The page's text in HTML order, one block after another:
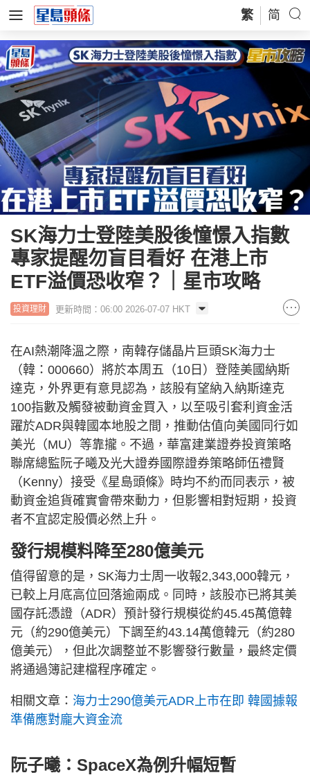
繁 简
SK海力士登陸美股後憧憬入指數
專家提醒勿盲目看好 在港上市
ETF溢價恐收窄？｜星市攻略
投資理財 更新時間：06:00 2026-07-07 HKT
在AI熱潮降溫之際，南韓存儲晶片巨頭SK海力士
（韓：000660）將於本周五（10日）登陸美國納斯
達克，外界更有意見認為，該股有望納入納斯達克
100指數及觸發被動資金買入，以至吸引套利資金活
躍於ADR與韓國本地股之間，推動估值向美國同行如
美光（MU）等靠攏。不過，華富建業證券投資策略
聯席總監阮子曦及光大證券國際證券策略師伍禮賢
（Kenny）接受《星島頭條》時均不約而同表示，被
動資金追貨確實會帶來動力，但影響相對短期，投資
者不宜認定股價必然上升。
發行規模料降至280億美元
值得留意的是，SK海力士周一收報2,343,000韓元，
已較上月底高位回落逾兩成。同時，該股亦已將其美
國存託憑證（ADR）預計發行規模從約45.45萬億韓
元（約290億美元）下調至約43.14萬億韓元（約280
億美元），但此次調整並不影響發行數量，最終定價
將通過簿記建檔程序確定。
相關文章： 海力士290億美元ADR上市在即 韓國據報
準備應對龐大資金流
阮子曦：SpaceX為例升幅短暫